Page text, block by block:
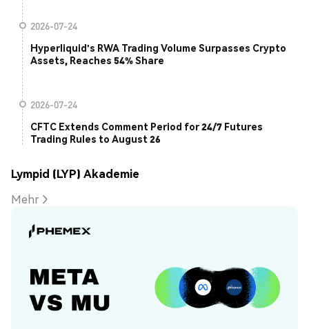
2026-07-24
Hyperliquid's RWA Trading Volume Surpasses Crypto
Assets, Reaches 54% Share
2026-07-24
CFTC Extends Comment Period for 24/7 Futures
Trading Rules to August 26
Lympid (LYP) Akademie
Mehr